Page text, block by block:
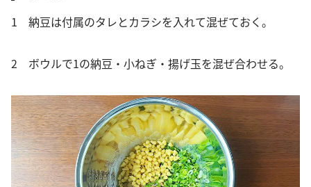
1 納豆は付属のタレとカラシを入れて混ぜておく。
2 ボウルで1の納豆・小ねぎ・揚げ玉を混ぜ合わせる。